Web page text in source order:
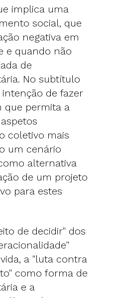
implica uma
social, que
negativa em
e quando não
de
No subtítulo
de fazer
que permita a
coletivo mais
um cenário
alternativa
de um projeto
para estes
de decidir" dos
a "luta contra
como forma de
e a